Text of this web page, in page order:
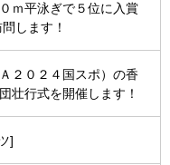
平泳ぎで５位に入賞
します！
２０２４国スポ）の香
壮行式を開催します！
]